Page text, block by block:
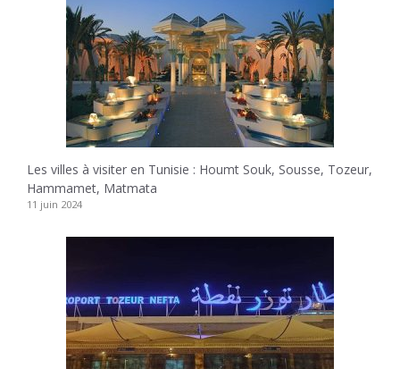
Les villes à visiter en Tunisie : Houmt Souk, Sousse, Tozeur,
Hammamet, Matmata
11 juin 2024